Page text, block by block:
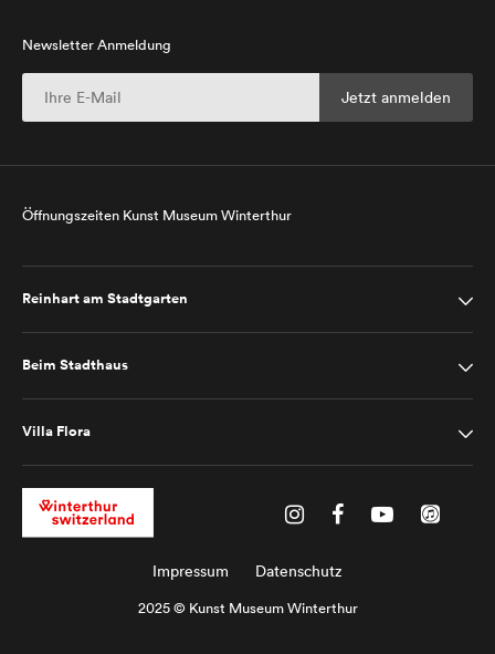
Newsletter Anmeldung
Öffnungszeiten Kunst Museum Winterthur
Reinhart am Stadtgarten
Beim Stadthaus
Villa Flora
Impressum Datenschutz
2025 © Kunst Museum Winterthur